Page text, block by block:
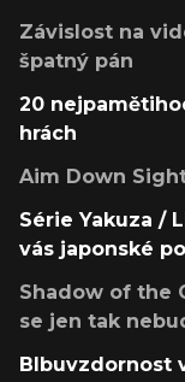
Závislost na
špatný pán
20
hrách
Aim Down
Série Yakuza /
vás japonské
Shadow of the
se jen tak
Blbuvzdornost